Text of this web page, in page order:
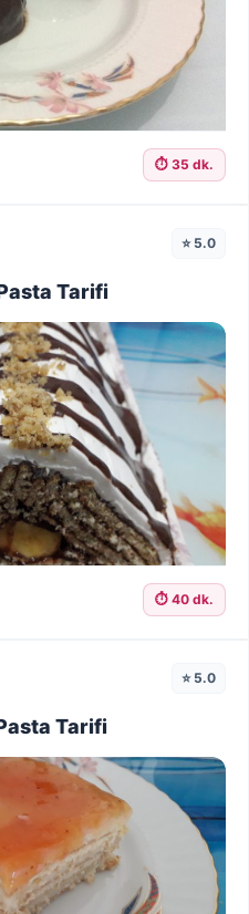
⏱️ 35 dk.
⭐ 5.0
Tarifi
⏱️ 40 dk.
⭐ 5.0
Tarifi